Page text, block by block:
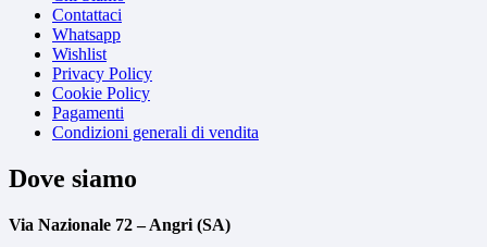
Contattaci
Whatsapp
Wishlist
Privacy Policy
Cookie Policy
Pagamenti
Condizioni generali di vendita
Dove siamo
Via Nazionale 72 – Angri (SA)